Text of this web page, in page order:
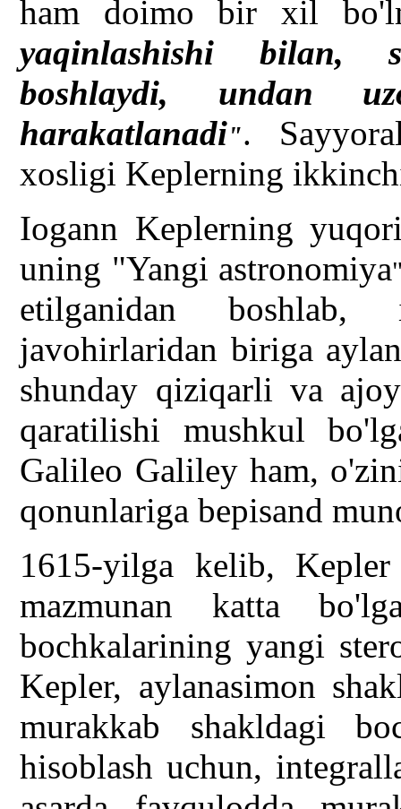
ham doimo bir xil
yaqinlashishi bilan,
boshlaydi, undan
harakatlanadi".
xosligi Keplerning
Iogann Keplerning
uning "Yangi astronomiya
etilganidan boshlab,
javohirlaridan biriga
shunday qiziqarli va
qaratilishi mushkul
Galileo Galiley ham,
qonunlariga bepisand
1615-yilga kelib,
mazmunan katta
bochkalarining yangi
Kepler, aylanasimon
murakkab shakldagi
hisoblash uchun,